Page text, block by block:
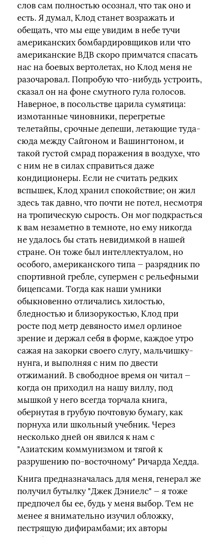
слов сам полностью осознал, что так оно и
есть. Я думал, Клод станет возражать и
обещать, что мы еще увидим в небе тучи
американских бомбардировщиков или что
американские ВДВ скоро примчатся спасать
нас на боевых вертолетах, но Клод меня не
разочаровал. Попробую что-нибудь устроить,
сказал он на фоне смутного гула голосов.
Наверное, в посольстве царила сумятица:
измотанные чиновники, перегретые
телетайпы, срочные депеши, летающие туда-
сюда между Сайгоном и Вашингтоном, и
такой густой смрад поражения в воздухе, что
с ним не в силах справиться даже
кондиционеры. Если не считать редких
вспышек, Клод хранил спокойствие; он жил
здесь так давно, что почти не потел, несмотря
на тропическую сырость. Он мог подкрасться
к вам незаметно в темноте, но ему никогда
не удалось бы стать невидимкой в нашей
стране. Он тоже был интеллектуалом, но
особого, американского типа — разрядник по
спортивной гребле, супермен с рельефными
бицепсами. Тогда как наши умники
обыкновенно отличались хилостью,
бледностью и близорукостью, Клод при
росте под метр девяносто имел орлиное
зрение и держал себя в форме, каждое утро
сажая на закорки своего слугу, мальчишку-
нунга, и выполняя с ним по двести
отжиманий. В свободное время он читал —
когда он приходил на нашу виллу, под
мышкой у него всегда торчала книга,
обернутая в грубую почтовую бумагу, как
порнуха или школьный учебник. Через
несколько дней он явился к нам с
"Азиатским коммунизмом и тягой к
разрушению по-восточному" Ричарда Хедда.
Книга предназначалась для меня, генерал же
получил бутылку "Джек Дэниелс" — я тоже
предпочел бы ее, будь у меня выбор. Тем не
менее я внимательно изучил обложку,
пестрящую дифирамбами; их авторы